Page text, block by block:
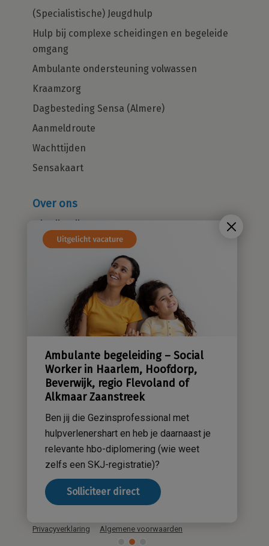
Ambulante begeleiding – Social
Worker in Haarlem, Hoofdorp,
Beverwijk, regio Flevoland of
Alkmaar Zaanstreek
Ben jij die Gezinsprofessional met
hulpverlenershart en heb je daarnaast je
relevante hbo-diplomering (wie weet
zelfs een SKJ-registratie)?
Solliciteer direct
(Specialistische) Jeugdhulp
Hulp bij complexe scheidingen en begeleide
omgang
Ambulante ondersteuning volwassen
Kraamzorg
Dagbesteding Sensa (Almere)
Aanmeldroute
Wachttijden
Sensakaart
Over ons
Wie zijn wij?
Cliëntenraad
Sensatieve methodiek
Groene zorg
Stichting Sensa
Contact
Privacyverklaring Algemene voorwaarden